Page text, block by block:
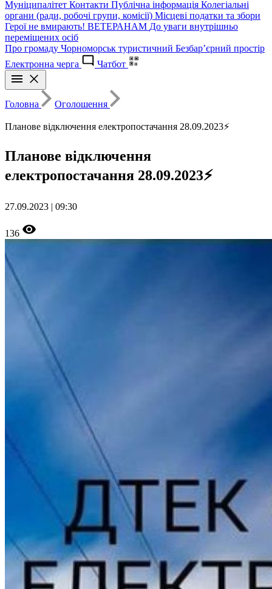
Муніципалітет Контакти Публічна інформація Колегіальні
органи (ради, робочі групи, комісії) Місцеві податки та збори
Герої не вмирають! ВЕТЕРАНАМ До уваги внутрішньо
переміщених осіб
Про громаду Чорноморськ туристичний Безбар’єрний простір
Електронна черга
Чатбот
Головна Оголошення
Планове відключення електропостачання 28.09.2023⚡
Планове відключення
електропостачання 28.09.2023⚡
27.09.2023 | 09:30
136